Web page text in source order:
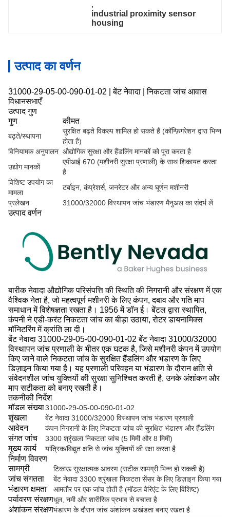
,
industrial proximity sensor
housing
उत्पाद का वर्णन
31000-29-05-00-090-01-02 | बेंट नेवादा | निकटता जांच आवास
विधानसभाएँ
उत्पाद गुण
गुण
कीमत
बढ़ते/स्थापना
सुरक्षित बढ़ते विकल्प शामिल हो सकते हैं (कॉन्फ़िगरेशन द्वारा भिन्न
होता है)
विनियामक अनुपालन औद्योगिक सुरक्षा और हैंडलिंग मानकों को पूरा करता है
उद्योग मानकों
एपीआई 670 (मशीनरी सुरक्षा प्रणाली) के साथ शिकायत करता
है
विशिष्ट उपयोग का
मामला
टर्बाइन, कंप्रेशर्स, जनरेटर और अन्य घूर्णन मशीनरी
प्रलेखन
31000/32000 विस्थापन जांच भंडारण मैनुअल का संदर्भ लें
उत्पाद वर्णन
बारीक नेवादा औद्योगिक परिसंपत्ति की स्थिति की निगरानी और संरक्षण में एक
वैश्विक नेता है, जो महत्वपूर्ण मशीनरी के लिए कंपन, दबाव और गति माप
समाधान में विशेषज्ञता रखता है। 1956 में डॉन ई। बेंटल द्वारा स्थापित,
कंपनी ने एडी-करंट निकटता जांच का बीड़ा उठाया, रोटर डायनामिक्स
मॉनिटरिंग में क्रांति ला दी।
बेंट नेवादा 31000-29-05-00-090-01-02 बेंट नेवादा 31000/32000
विस्थापन जांच प्रणाली के भीतर एक घटक है, जिसे मशीनरी कंपन में उपयोग
किए जाने वाले निकटता जांच के सुरक्षित हैंडलिंग और भंडारण के लिए
डिज़ाइन किया गया है। यह प्रणाली परिवहन या भंडारण के दौरान क्षति से
संवेदनशील जांच युक्तियों की सुरक्षा सुनिश्चित करती है, उनके अंशांकन और
माप सटीकता को बनाए रखती है।
तकनीकी निर्देश
मॉडल संख्या31000-29-05-00-090-01-02
शृंखला बेंट नेवादा 31000/32000 विस्थापन जांच भंडारण प्रणाली
आवेदन कंपन निगरानी के लिए निकटता जांच की सुरक्षित भंडारण और हैंडलिंग
संगत जांच 3300 श्रृंखला निकटता जांच (5 मिमी और 8 मिमी)
मुख्य कार्य यांत्रिक/विद्युत क्षति से जांच युक्तियों की रक्षा करता है
निर्माण विवरण
सामग्री
टिकाऊ सुरक्षात्मक आवरण (सटीक सामग्री भिन्न हो सकती है)
जांच संगतता बेंट नेवादा 3300 श्रृंखला निकटता सेंसर के लिए डिज़ाइन किया गया
भंडारण क्षमता आमतौर पर एक जांच होती है (मॉडल वेरिएंट के लिए विशिष्ट)
पर्यावरण संरक्षणधूल, नमी और शारीरिक प्रभाव से बचाता है
अंशांकन संरक्षणभंडारण के दौरान जांच अंशांकन अखंडता बनाए रखता है